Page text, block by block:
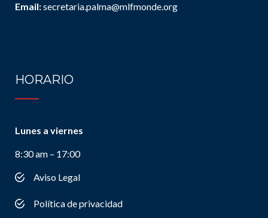
Email:secretaria.palma@mlfmonde.org
HORARIO
Lunes a viernes
8:30 am – 17:00
Aviso Legal
Política de privacidad